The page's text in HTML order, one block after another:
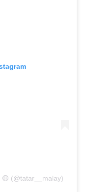
(@tatar__malay)